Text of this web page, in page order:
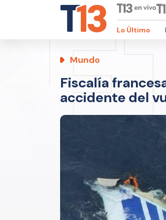
Lo Último
Mundo
Fiscalía
accidente del